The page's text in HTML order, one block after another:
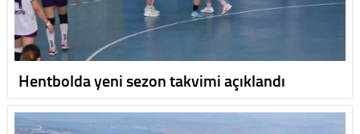
Hentbolda yeni sezon takvimi açıklandı